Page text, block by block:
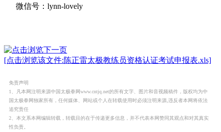
微信号：lynn-lovely
[点击浏览该文件:陈正雷太极教练员资格认证考试申报表.xls]
免责声明
1、凡本网注明来源中国太极拳网www.cntjq.net的所有文字、图片和音视频稿件，版权均为中
国太极拳网独家所有，任何媒体、网站或个人在转载使用时必须注明来源,违反者本网将依法
追究责任
2、本文系本网编辑转载，转载目的在于传递更多信息，并不代表本网赞同其观点和对其真实
性负责。